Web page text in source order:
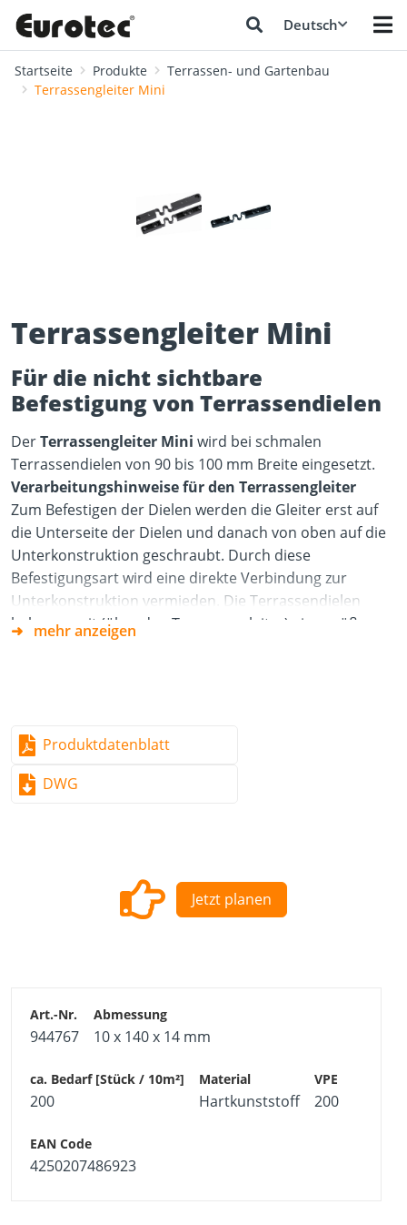
Deutsch
Startseite Produkte
Terrassen- und Gartenbau
Terrassengleiter Mini
Terrassengleiter Mini
Für die nicht sichtbare
Befestigung von Terrassendielen
DerTerrassengleiter Mini wird bei schmalen
Terrassendielen von 90 bis 100 mm Breite eingesetzt.
Verarbeitungshinweise für den Terrassengleiter
Zum Befestigen der Dielen werden die Gleiter erst auf
die Unterseite der Dielen und danach von oben auf die
Unterkonstruktion geschraubt. Durch diese
Befestigungsart wird eine direkte Verbindung zur
Unterkonstruktion vermieden. Die Terrassendielen
haben somit (über den Terrassengleiter) eine größere
Bewegungsfreiheit. Empfohlen werden je
Unterkonstruktion. Für den Terrassengleiter Mini
sollten Sie zwei Schrauben für die Befestigung des
Terrassengleiters Mini auf der Diele und eine Schraube
Pro Terrassengleiter Mini sind 3 Thermofixschrauben in
Edelstahl gehärtet enthalten. Bei Bedarf können Sie
* bei Verwendung der Thermofixschraube 4,2 x 22 mm
** Abhänging von Holzvariante. (Siehe Holzsorten im
Bedarf: ca. 200 Stück/10 m²
mehr anzeigen
Produktdatenblatt
DWG
Jetzt planen
944767 10 x 140 x 14 mm
200 Hartkunststoff 200
4250207486923